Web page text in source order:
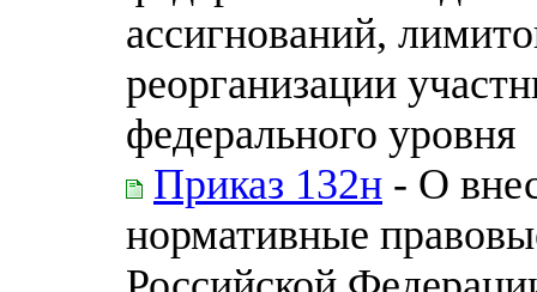
ассигнований,
реорганизации
федерального уровня
Приказ 132н - О
нормативные